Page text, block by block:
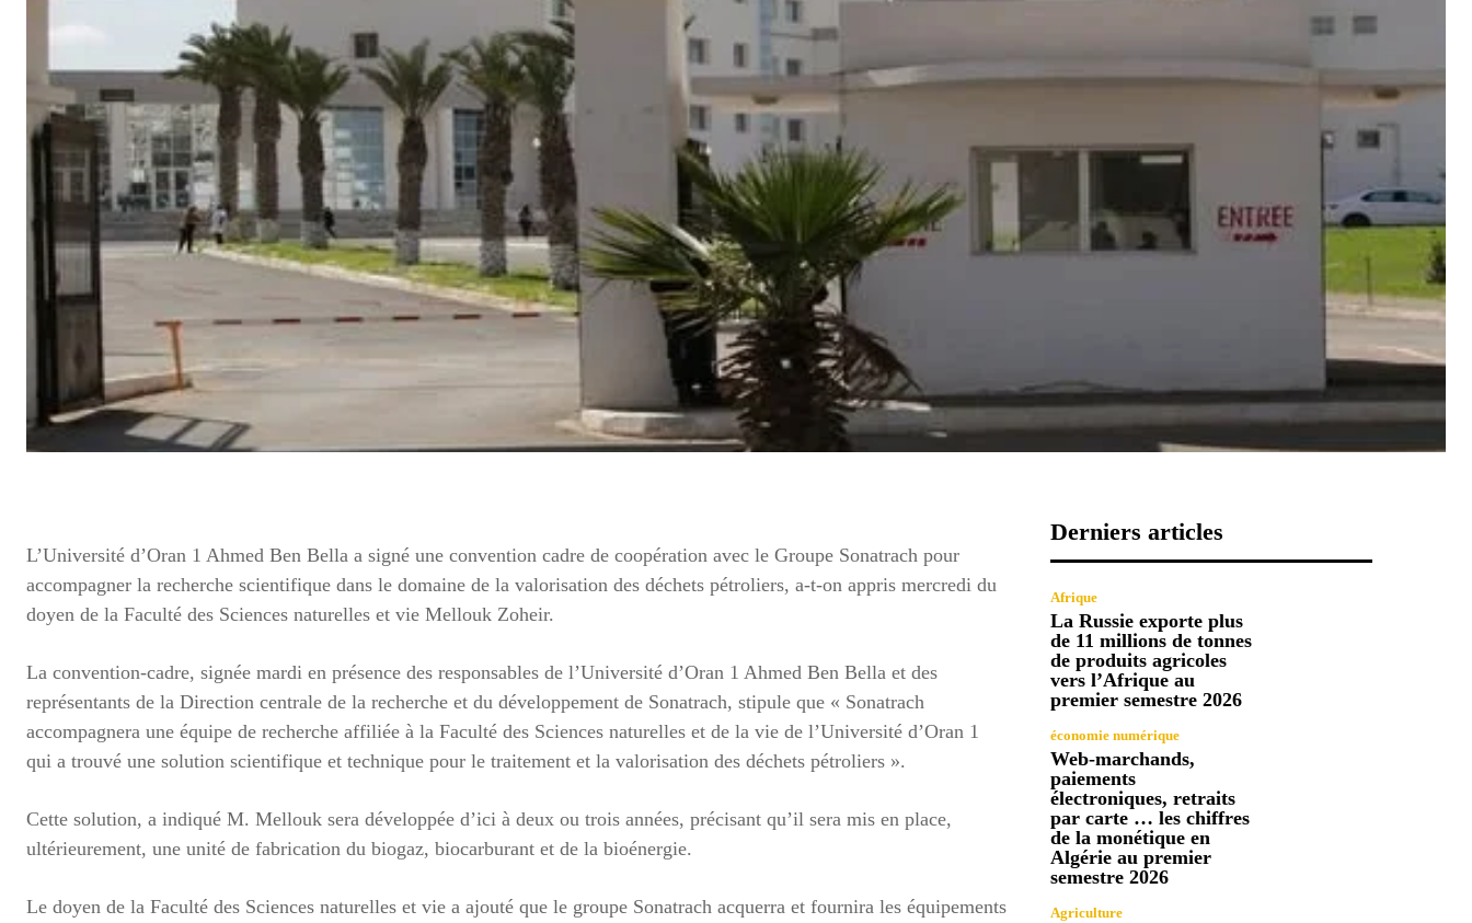
L’Université d’Oran 1 Ahmed Ben Bella a signé une convention cadre de coopération avec le Groupe Sonatrach pour
accompagner la recherche scientifique dans le domaine de la valorisation des déchets pétroliers, a-t-on appris mercredi du
doyen de la Faculté des Sciences naturelles et vie Mellouk Zoheir.
La convention-cadre, signée mardi en présence des responsables de l’Université d’Oran 1 Ahmed Ben Bella et des
représentants de la Direction centrale de la recherche et du développement de Sonatrach, stipule que « Sonatrach
accompagnera une équipe de recherche affiliée à la Faculté des Sciences naturelles et de la vie de l’Université d’Oran 1
qui a trouvé une solution scientifique et technique pour le traitement et la valorisation des déchets pétroliers ».
Cette solution, a indiqué M. Mellouk sera développée d’ici à deux ou trois années, précisant qu’il sera mis en place,
ultérieurement, une unité de fabrication du biogaz, biocarburant et de la bioénergie.
Le doyen de la Faculté des Sciences naturelles et vie a ajouté que le groupe Sonatrach acquerra et fournira les équipements
Derniers articles
Afrique
La Russie exporte plus
de 11 millions de tonnes
de produits agricoles
vers l’Afrique au
premier semestre 2026
économie numérique
Web-marchands,
paiements
électroniques, retraits
par carte … les chiffres
de la monétique en
Algérie au premier
semestre 2026
Agriculture